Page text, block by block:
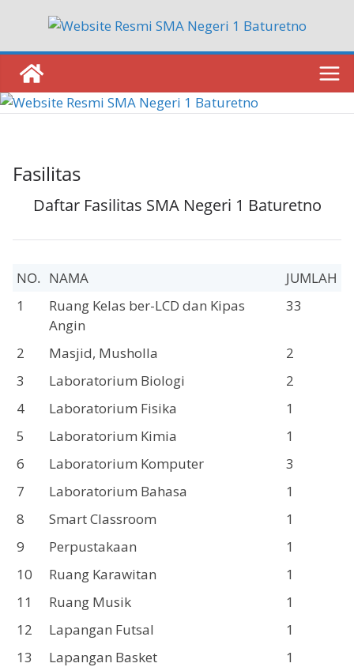
content
Fasilitas
Daftar Fasilitas SMA Negeri 1 Baturetno
NO. NAMA
JUMLAH
1
Ruang Kelas ber-LCD dan Kipas
Angin
33
2 Masjid, Musholla
2
3
Laboratorium Biologi
2
4
Laboratorium Fisika
1
5
Laboratorium Kimia
1
6
Laboratorium Komputer
3
7
Laboratorium Bahasa
1
8
Smart Classroom
1
9
Perpustakaan
1
10
Ruang Karawitan
1
11
Ruang Musik
1
12
Lapangan Futsal
1
13
Lapangan Basket
1